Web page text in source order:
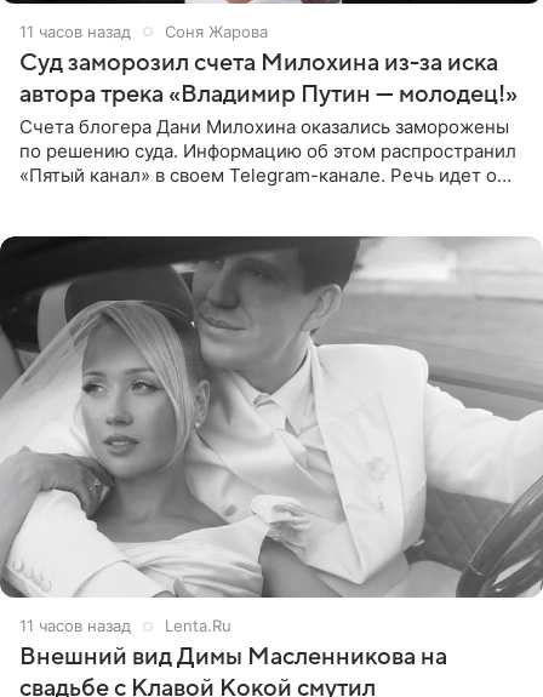
11 часов назад Соня Жарова
Суд заморозил счета Милохина из-за иска
автора трека «Владимир Путин — молодец!»
Счета блогера Дани Милохина оказались заморожены
по решению суда. Информацию об этом распространил
«Пятый канал» в своем Telegram-канале. Речь идет о
11 часов назад Lenta.Ru
Внешний вид Димы Масленникова на
свадьбе с Клавой Кокой смутил